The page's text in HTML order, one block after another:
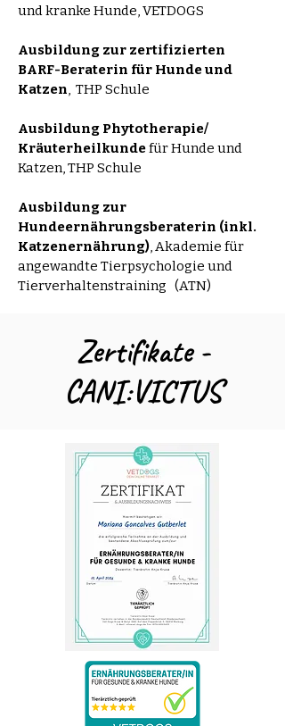
und kranke Hunde, VETDOGS
Ausbildung zur zertifizierten
BARF-Beraterin für Hunde und
Katzen, THP Schule
Ausbildung Phytotherapie/
Kräuterheilkundefür Hunde und
Katzen, THP Schule
Ausbildung zur
Hundeernährungsberaterin (inkl.
Katzenernährung), Akademie für
angewandte Tierpsychologie und
Tierverhaltenstraining (ATN)
Zertifikate -
CANI:VICTUS